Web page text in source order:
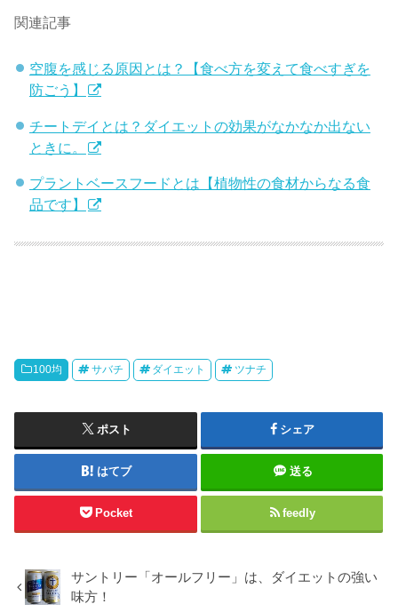
関連記事
空腹を感じる原因とは？【食べ方を変えて食べすぎを
防ごう】
チートデイとは？ダイエットの効果がなかなか出ない
ときに。
プラントベースフードとは【植物性の食材からなる食
品です】
100均 サバチ ダイエット ツナチ
ポスト シェア
はてブ 送る
Pocket feedly
サントリー「オールフリー」は、ダイエットの強い
味方！